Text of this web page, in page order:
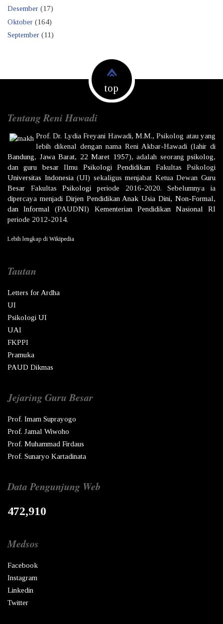
Desember (17)
Oktober (164)
September (11)
top
Tentang Reni Hawadi
Prof. Dr. Lydia Freyani Hawadi, M.M., Psikolog atau yang
lebih dikenal dengan nama Reni Akbar-Hawadi (lahir di
Bandung, Jawa Barat, 22 Maret 1957), adalah seorang psikolog,
danguru besarIlmu Psikologi Pendidikan Fakultas Psikologi
Universitas Indonesia (UI) sekaligus menjabat Ketua DewanGuru
Besar FakultasPsikologi periode 2016-2020. Sebelumnya ia
dipercaya menjadi Dirjen Pendidikan Anak Usia Dini, Non-Formal,
dan Informal
(PAUDNI) Kementerian Pendidikan Nasional
RI
periode 2012-2014.
Lebih lengkap di Wikipedia
Tautan
Letters for Ardha
UI
Psikologi UI
UAI
FKPPI
Pramuka
PAUD Dikmas
Jejaring Guru Besar
Prof. Imam Suprayogo
Prof. Jamal Wiwoho
Prof. Muhammad Firdaus
Prof. Sunaryo Kartadinata
Data Pengunjung Web
472,910
Medsos
Facebook
Instagram
Linkedin
Twitter